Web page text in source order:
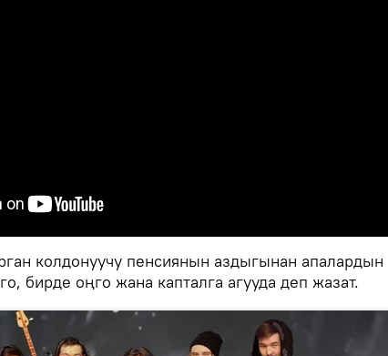
колдонуучу пенсиянын аздыгынан апалардын
бирде оңго жана капталга агууда деп жазат.